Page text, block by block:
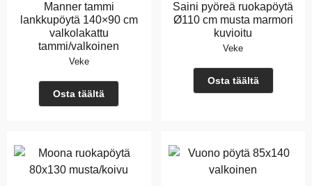
Manner tammi
lankkupöytä 140×90 cm
valkolakattu
tammi/valkoinen
Veke
Osta täältä
Saini pyöreä ruokapöytä
Ø110 cm musta marmori
kuvioitu
Veke
Osta täältä